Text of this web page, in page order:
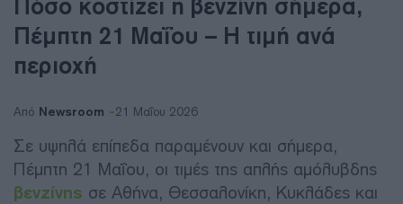
Πόσο κοστίζει η βενζίνη σήμερα,
Πέμπτη 21 Μαΐου – Η τιμή ανά
περιοχή
Από Newsroom 21 Μαΐου 2026
Σε υψηλά επίπεδα παραμένουν και σήμερα,
Πέμπτη 21 Μαΐου, οι τιμές της απλής αμόλυβδης
βενζίνης σε Αθήνα, Θεσσαλονίκη, Κυκλάδες και